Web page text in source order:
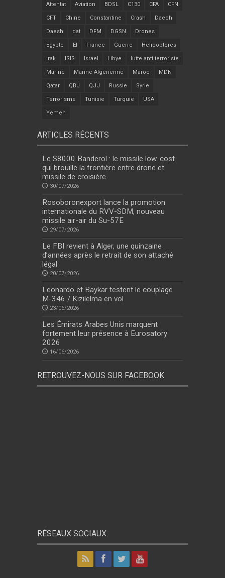
Attentat Aviation BDSL C130 CFA CFN
CFT Chine Constantine Crash Daech
Daesh dat DFM DGSN Drones
Egypte EI France Guerre Helicopteres
Irak ISIS Israel Libye lutte anti terroriste
Marine Marine Algérienne Maroc MDN
Qatar QBJ QJJ Russie Syrie
Terrorisme Tunisie Turquie USA
Yemen
ARTICLES RÉCENTS
Le S8000 Banderol : le missile low-cost
qui brouille la frontière entre drone et
missile de croisière
30/07/2026
Rosoboronexport lance la promotion
internationale du RVV-SDM, nouveau
missile air-air du Su-57E
29/07/2026
Le FBI revient à Alger, une quinzaine
d’années après le retrait de son attaché
légal
20/07/2026
Leonardo et Baykar testent le couplage
M-346 / Kızılelma en vol
23/06/2026
Les Émirats Arabes Unis marquent
fortement leur présence à Eurosatory
2026
16/06/2026
RETROUVEZ-NOUS SUR FACEBOOK
RÉSEAUX SOCIAUX